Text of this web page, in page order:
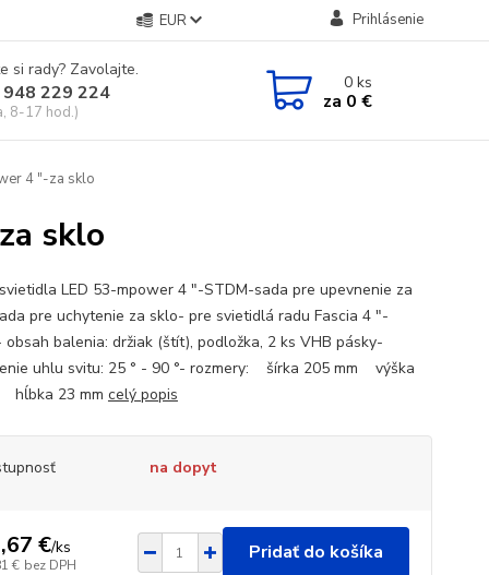
EUR Prihlásenie
si rady? Zavolajte.
229 224
8-17 hod.)
0ks
za 0 €
4 "-za sklo
sklo
LED 53-mpower 4 "-STDM-sada pre upevnenie za
pre uchytenie za sklo- pre svietidlá radu Fascia 4 "-
obsah balenia: držiak (štít), podložka, 2 ks VHB pásky-
uhlu svitu: 25 ° - 90 °- rozmery: šírka 205 mm výška
hĺbka 23 mm celý popis
na dopyt
€/ks
€ bez DPH
Pridať do košíka